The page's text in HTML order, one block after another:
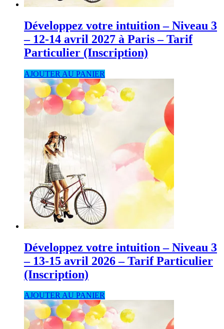
Développez votre intuition – Niveau 3
– 12-14 avril 2027 à Paris – Tarif
Particulier (Inscription)
AJOUTER AU PANIER
Développez votre intuition – Niveau 3
– 13-15 avril 2026 – Tarif Particulier
(Inscription)
AJOUTER AU PANIER